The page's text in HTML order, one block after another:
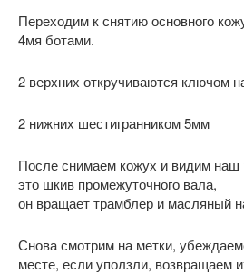
Переходим к снятию основного
4мя ботами.
2 верхних откручиваются ключом
2 нижних шестигранником 5мм
После снимаем кожух и видим
это шкив промежуточного вала,
он вращает трамблер и масляный
Снова смотрим на метки,
месте, если уползли, возвращаем